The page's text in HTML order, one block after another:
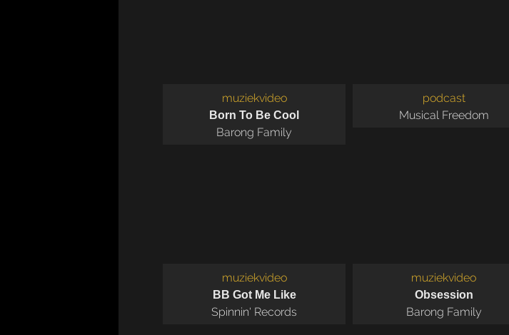
muziekvideo
Born To Be Cool
Barong Family
podcast
Musical Freedom
muziekvideo
BB Got Me Like
Spinnin' Records
muziekvideo
Obsession
Barong Family